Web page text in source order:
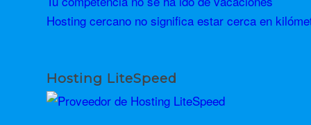
Hosting cercano no significa estar cerca en
Hosting LiteSpeed